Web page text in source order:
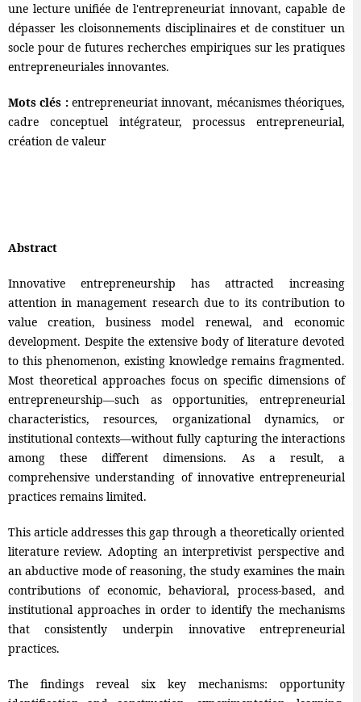
une lecture unifiée de l'entrepreneuriat innovant, capable de
dépasser les cloisonnements disciplinaires et de constituer un
socle pour de futures recherches empiriques sur les pratiques
entrepreneuriales innovantes.
Mots clés : entrepreneuriat innovant, mécanismes théoriques,
cadre conceptuel intégrateur, processus entrepreneurial,
création de valeur
Abstract
Innovative entrepreneurship has attracted increasing
attention in management research due to its contribution to
value creation, business model renewal, and economic
development. Despite the extensive body of literature devoted
to this phenomenon, existing knowledge remains fragmented.
Most theoretical approaches focus on specific dimensions of
entrepreneurship—such as opportunities, entrepreneurial
characteristics, resources, organizational dynamics, or
institutional contexts—without fully capturing the interactions
among these different dimensions. As a result, a
comprehensive understanding of innovative entrepreneurial
practices remains limited.
This article addresses this gap through a theoretically oriented
literature review. Adopting an interpretivist perspective and
an abductive mode of reasoning, the study examines the main
contributions of economic, behavioral, process-based, and
institutional approaches in order to identify the mechanisms
that consistently underpin innovative entrepreneurial
practices.
The findings reveal six key mechanisms: opportunity